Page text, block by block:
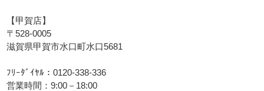
【甲賀店】
〒528-0005
滋賀県甲賀市水口町水口5681
ﾌﾘｰﾀﾞｲﾔﾙ：0120-338-336
営業時間：9:00－18:00